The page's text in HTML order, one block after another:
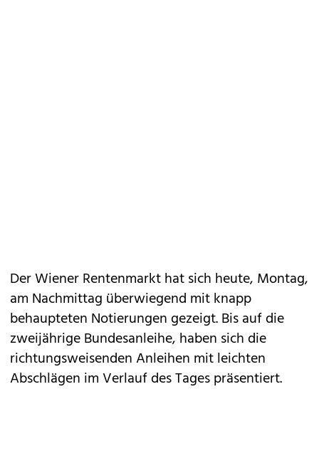
Der Wiener Rentenmarkt hat sich heute, Montag,
am Nachmittag überwiegend mit knapp
behaupteten Notierungen gezeigt. Bis auf die
zweijährige Bundesanleihe, haben sich die
richtungsweisenden Anleihen mit leichten
Abschlägen im Verlauf des Tages präsentiert.